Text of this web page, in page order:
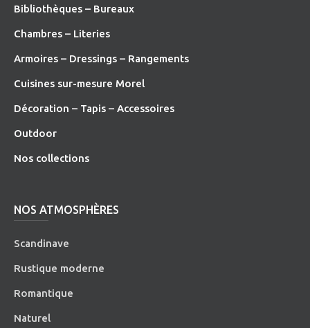
Bibliothèques – Bureaux
Chambres – Literies
Armoires – Dressings – Rangements
Cuisines sur-mesure Morel
Décoration – Tapis – Accessoires
Outdoor
Nos collections
NOS ATMOSPHÈRES
Scandinave
Rustique moderne
Romantique
Naturel